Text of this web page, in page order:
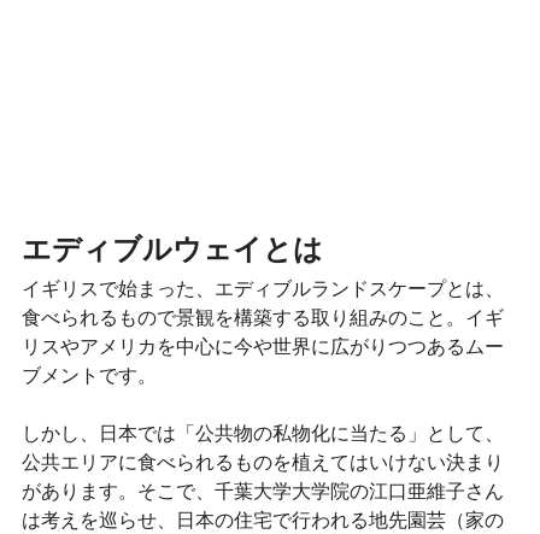
エディブルウェイとは
イギリスで始まった、エディブルランドスケープとは、
食べられるもので景観を構築する取り組みのこと。イギ
リスやアメリカを中心に今や世界に広がりつつあるムー
ブメントです。
しかし、日本では「公共物の私物化に当たる」として、
公共エリアに食べられるものを植えてはいけない決まり
があります。そこで、千葉大学大学院の江口亜維子さん
は考えを巡らせ、日本の住宅で行われる地先園芸（家の